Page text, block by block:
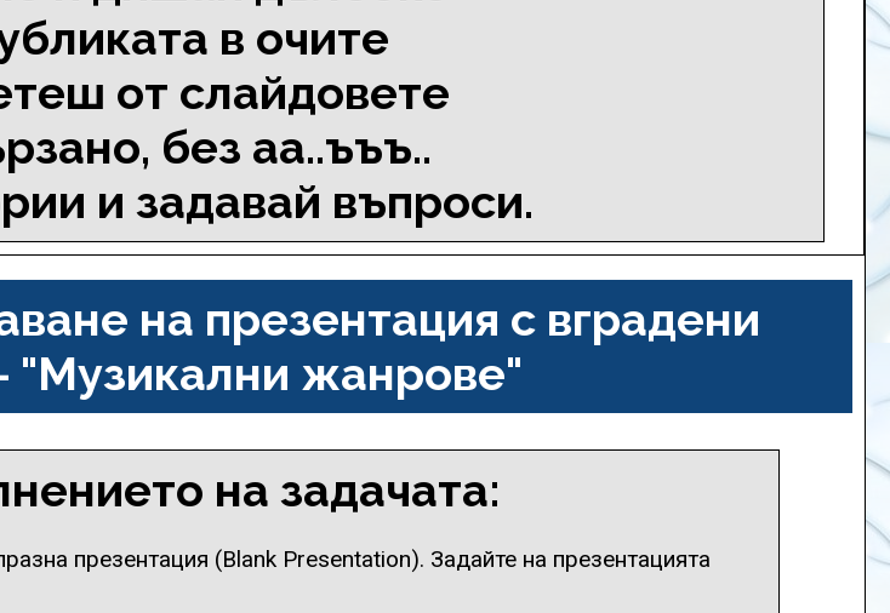
в очите
от слайдовете
без аа..ъъъ..
и задавай въпроси.
на презентация с вградени
"Музикални жанрове"
на задачата:
презентация (Blank Presentation). Задайте на презентацията